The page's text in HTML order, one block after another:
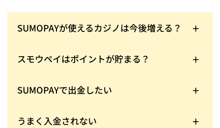
SUMOPAYが使えるカジノは今後増える？
徐々に増えてきてます。
スモウペイはポイントが貯まる？
SUMOPAYで出金したい
うまく入金されない